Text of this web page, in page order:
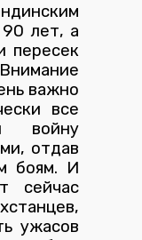
лет, а
пересек
важно
все
войну
отдав
боям. И
сейчас
ужасов